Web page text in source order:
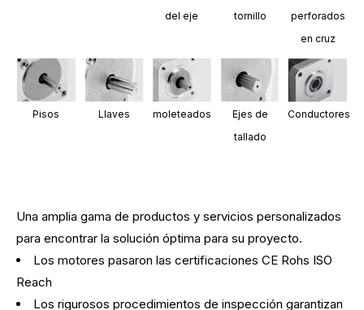
del eje
tornillo
perforados
en cruz
Pisos Llaves moleteados
Ejes de
tallado
Conductores
Una amplia gama de productos y servicios personalizados
para encontrar la solución óptima para su proyecto.
Los motores pasaron las certificaciones CE Rohs ISO
Reach
Los rigurosos procedimientos de inspección garantizan